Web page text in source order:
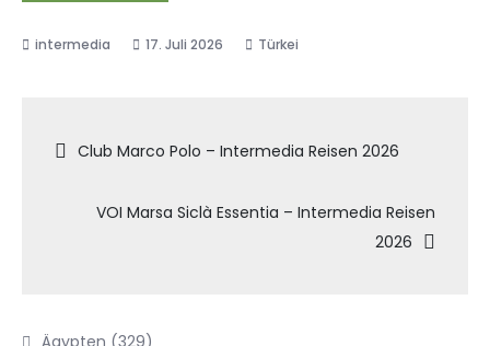
17. Juli 2026 Türkei
Beitragsnavigation
Club Marco Polo – Intermedia Reisen 2026
VOI Marsa Siclà Essentia – Intermedia Reisen
2026
Ägypten (329)